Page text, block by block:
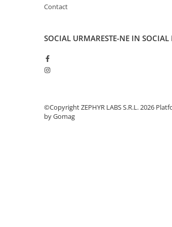
Contact
SOCIAL URMARESTE-NE IN
©Copyright ZEPHYR LABS S.R.L. 2026
by Gomag